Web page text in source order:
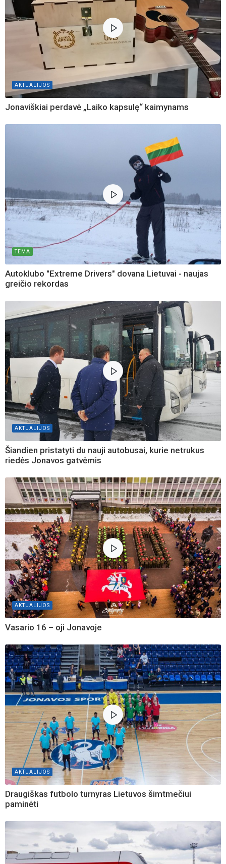
AKTUALIJOS
Jonaviškiai perdavė „Laiko kapsulę“ kaimynams
TEMA
Autoklubo "Extreme Drivers" dovana Lietuvai - naujas
greičio rekordas
AKTUALIJOS
Šiandien pristatyti du nauji autobusai, kurie netrukus
riedės Jonavos gatvėmis
AKTUALIJOS
Vasario 16 – oji Jonavoje
AKTUALIJOS
Draugiškas futbolo turnyras Lietuvos šimtmečiui
paminėti